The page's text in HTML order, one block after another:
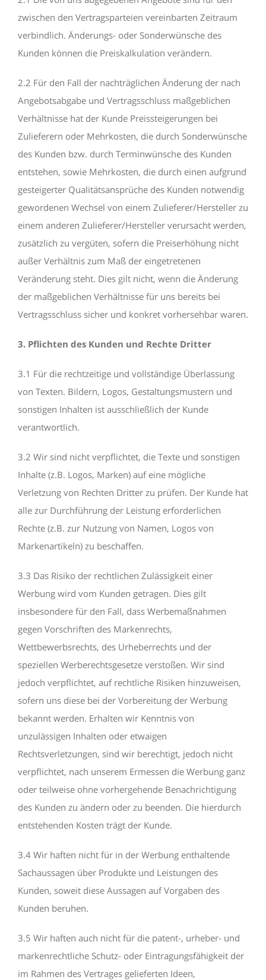
zwischen den Vertragsparteien vereinbarten Zeitraum
verbindlich. Änderungs- oder Sonderwünsche des
Kunden können die Preiskalkulation verändern.
2.2 Für den Fall der nachträglichen Änderung der nach
Angebotsabgabe und Vertragsschluss maßgeblichen
Verhältnisse hat der Kunde Preissteigerungen bei
Zulieferern oder Mehrkosten, die durch Sonderwünsche
des Kunden bzw. durch Terminwünsche des Kunden
entstehen, sowie Mehrkosten, die durch einen aufgrund
gesteigerter Qualitätsansprüche des Kunden notwendig
gewordenen Wechsel von einem Zulieferer/Hersteller zu
einem anderen Zulieferer/Hersteller verursacht werden,
zusätzlich zu vergüten, sofern die Preiserhöhung nicht
außer Verhältnis zum Maß der eingetretenen
Veränderung steht. Dies gilt nicht, wenn die Änderung
der maßgeblichen Verhältnisse für uns bereits bei
Vertragsschluss sicher und konkret vorhersehbar waren.
3. Pflichten des Kunden und Rechte Dritter
3.1 Für die rechtzeitige und vollständige Überlassung
von Texten. Bildern, Logos, Gestaltungsmustern und
sonstigen Inhalten ist ausschließlich der Kunde
verantwortlich.
3.2 Wir sind nicht verpflichtet, die Texte und sonstigen
Inhalte (z.B. Logos, Marken) auf eine mögliche
Verletzung von Rechten Dritter zu prüfen. Der Kunde hat
alle zur Durchführung der Leistung erforderlichen
Rechte (z.B. zur Nutzung von Namen, Logos von
Markenartikeln) zu beschaffen.
3.3 Das Risiko der rechtlichen Zulässigkeit einer
Werbung wird vom Kunden getragen. Dies gilt
insbesondere für den Fall, dass Werbemaßnahmen
gegen Vorschriften des Markenrechts,
Wettbewerbsrechts, des Urheberrechts und der
speziellen Werberechtsgesetze verstoßen. Wir sind
jedoch verpflichtet, auf rechtliche Risiken hinzuweisen,
sofern uns diese bei der Vorbereitung der Werbung
bekannt werden. Erhalten wir Kenntnis von
unzulässigen Inhalten oder etwaigen
Rechtsverletzungen, sind wir berechtigt, jedoch nicht
verpflichtet, nach unserem Ermessen die Werbung ganz
oder teilweise ohne vorhergehende Benachrichtigung
des Kunden zu ändern oder zu beenden. Die hierdurch
entstehenden Kosten trägt der Kunde.
3.4 Wir haften nicht für in der Werbung enthaltende
Sachaussagen über Produkte und Leistungen des
Kunden, soweit diese Aussagen auf Vorgaben des
Kunden beruhen.
3.5 Wir haften auch nicht für die patent-, urheber- und
markenrechtliche Schutz- oder Eintragungsfähigkeit der
im Rahmen des Vertrages gelieferten Ideen,